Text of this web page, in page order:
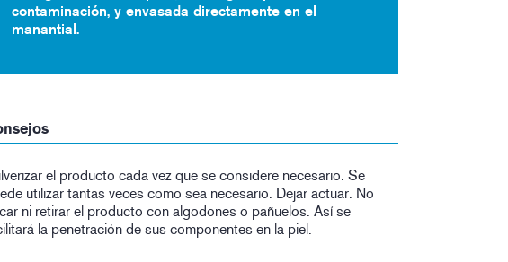
contaminación, y envasada directamente en el
manantial.
el producto cada vez que se considere necesario. Se
utilizar tantas veces como sea necesario. Dejar actuar. No
ni retirar el producto con algodones o pañuelos. Así se
la penetración de sus componentes en la piel.